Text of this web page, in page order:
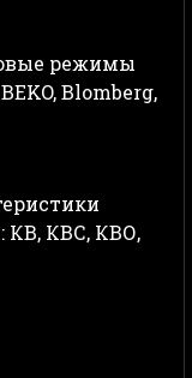
режимы
Blomberg,
КВ, КВС, КВО,